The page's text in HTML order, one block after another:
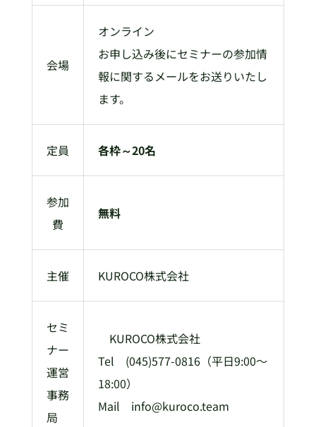
会場
オンライン
お申し込み後にセミナーの参加情
報に関するメールをお送りいたし
ます。
定員 各枠～20名
参加
費
無料
主催 KUROCO株式会社
セミ
ナー
運営
事務
局
KUROCO株式会社
Tel (045)577-0816（平日9:00～
18:00）
Mail info@kuroco.team